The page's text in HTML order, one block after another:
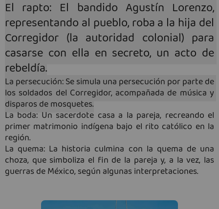
El rapto: El bandido Agustín Lorenzo,
representando al pueblo, roba a la hija del
Corregidor (la autoridad colonial) para
casarse con ella en secreto, un acto de
rebeldía.
La persecución: Se simula una persecución por parte de
los soldados del Corregidor, acompañada de música y
disparos de mosquetes.
La boda: Un sacerdote casa a la pareja, recreando el
primer matrimonio indígena bajo el rito católico en la
región.
La quema: La historia culmina con la quema de una
choza, que simboliza el fin de la pareja y, a la vez, las
guerras de México, según algunas interpretaciones.